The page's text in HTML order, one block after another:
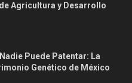
Agricultura y Desarrollo
Puede Patentar: La
Genético de México